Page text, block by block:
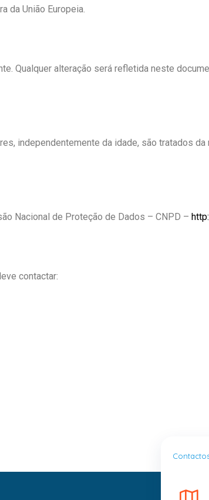
da União Europeia.
Qualquer alteração será refletida neste
independentemente da idade, são tratados
Nacional de Proteção de Dados – CNPD –
contactar: